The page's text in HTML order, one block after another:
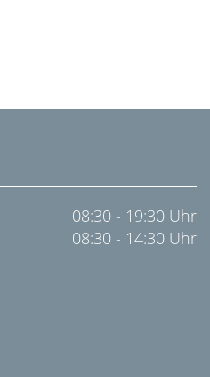
08:30 - 19:30 Uhr
08:30 - 14:30 Uhr